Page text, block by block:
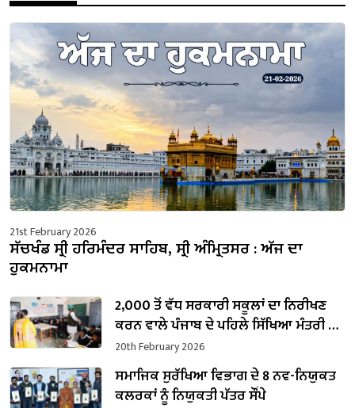
21st February 2026
ਸੱਚਖੰਡ ਸ੍ਰੀ ਹਰਿਮੰਦਰ ਸਾਹਿਬ, ਸ੍ਰੀ ਅੰਮ੍ਰਿਤਸਰ : ਅੱਜ ਦਾ
ਹੁਕਮਨਾਮਾ
2,000 ਤੋਂ ਵੱਧ ਸਰਕਾਰੀ ਸਕੂਲਾਂ ਦਾ ਨਿਰੀਖਣ
ਕਰਨ ਵਾਲੇ ਪੰਜਾਬ ਦੇ ਪਹਿਲੇ ਸਿੱਖਿਆ ਮੰਤਰੀ ਬਣੇ
ਹਰਜੋਤ ਸਿੰਘ ਬੈਂਸ
20th February 2026
ਸਮਾਜਿਕ ਸੁਰੱਖਿਆ ਵਿਭਾਗ ਦੇ 8 ਨਵ-ਨਿਯੁਕਤ
ਕਲਰਕਾਂ ਨੂੰ ਨਿਯੁਕਤੀ ਪੱਤਰ ਸੌਂਪੇ